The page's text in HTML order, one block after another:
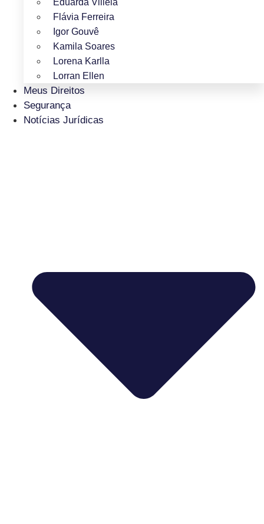
Eduarda Villela
Flávia Ferreira
Igor Gouvê
Kamila Soares
Lorena Karlla
Lorran Ellen
Meus Direitos
Segurança
Notícias Jurídicas